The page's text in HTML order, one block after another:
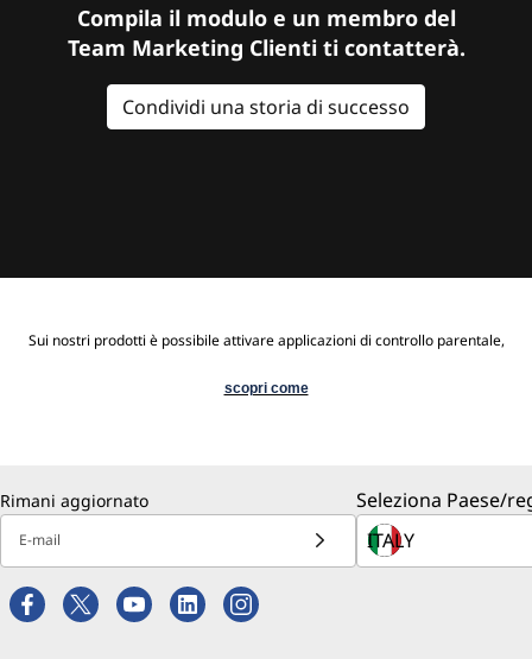
Compila il modulo e un membro del
Team Marketing Clienti ti contatterà.
Condividi una storia di successo
Sui nostri prodotti è possibile attivare applicazioni di controllo parentale,
scopri come
Rimani aggiornato
E-mail
Seleziona Paese/